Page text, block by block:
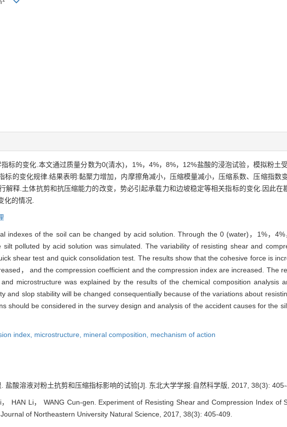
标的变化.本文通过质量分数为0(清水)，1%，4%，8%，12%盐酸的浸泡试验，模拟粉土
的变化规律.结果表明:黏聚力增加，内摩擦角减小，压缩模量减小，压缩系数、压缩指数
解释.土体抗剪和抗压缩能力的改变，势必引起承载力和边坡稳定等相关指标的变化.因此在
化的情况.
indexes of the soil can be changed by acid solution. Through the 0 (water)，1%，
polluted by acid solution was simulated. The variability of resisting shear and
shear test and quick consolidation test. The results show that the cohesive force is
， and the compression coefficient and the compression index are increased. The
microstructure was explained by the results of the chemical composition analysis
and slop stability will be changed consequentially because of the variations about
should be considered in the survey design and analysis of the accident causes for the
index, microstructure, mineral composition, mechanism of action
盐酸溶液对粉土抗剪和压缩指标影响的试验[J]. 东北大学学报:自然科学版, 2017, 38(3):
HAN Li， WANG Cun-gen. Experiment of Resisting Shear and Compression Index of
of Northeastern University Natural Science, 2017, 38(3): 405-409.